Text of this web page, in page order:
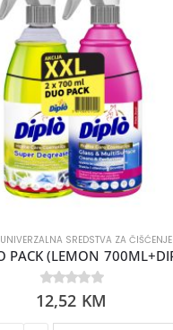
UNIVERZALNA SREDSTVA ZA ČIŠĆENJE
0out of 5
12,52 KM